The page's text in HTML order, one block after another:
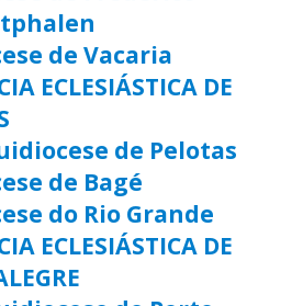
de Vacaria
ECLESIÁSTICA DE
de Pelotas
de Bagé
do Rio Grande
ECLESIÁSTICA DE